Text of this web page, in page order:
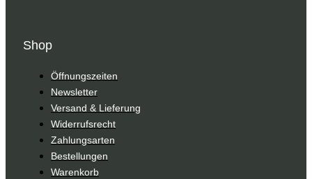
Shop
Öffnungszeiten
Newsletter
Versand & Lieferung
Widerrufsrecht
Zahlungsarten
Bestellungen
Warenkorb